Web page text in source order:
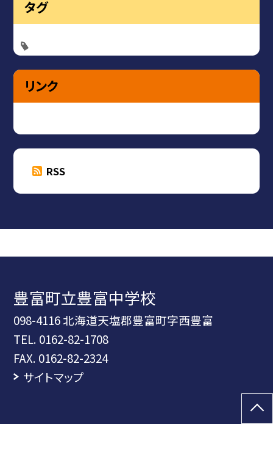
タグ
リンク
RSS
豊富町立豊富中学校
098-4116 北海道天塩郡豊富町字西豊富
TEL. 0162-82-1708
FAX. 0162-82-2324
サイトマップ